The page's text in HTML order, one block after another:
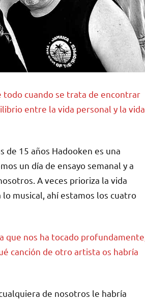
todo cuando se trata de encontrar
entre la vida personal y la vida
15 años Hadooken es una
un día de ensayo semanal y a
A veces prioriza la vida
musical, ahí estamos los cuatro
que nos ha tocado profundamente,
canción de otro artista os habría
de nosotros le habría